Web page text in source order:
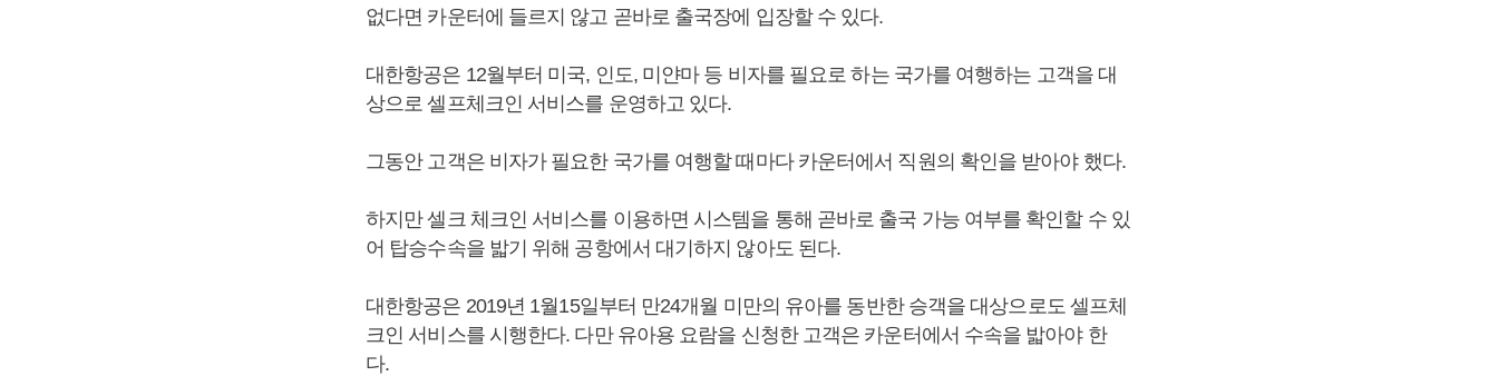
없다면 카운터에 들르지 않고 곧바로 출국장에 입장할 수 있다.
대한항공은 12월부터 미국, 인도, 미얀마 등 비자를 필요로 하는 국가를 여행하는 고객을 대
상으로 셀프체크인 서비스를 운영하고 있다.
그동안 고객은 비자가 필요한 국가를 여행할 때마다 카운터에서 직원의 확인을 받아야 했다.
하지만 셀크 체크인 서비스를 이용하면 시스템을 통해 곧바로 출국 가능 여부를 확인할 수 있
어 탑승수속을 밟기 위해 공항에서 대기하지 않아도 된다.
대한항공은 2019년 1월15일부터 만24개월 미만의 유아를 동반한 승객을 대상으로도 셀프체
크인 서비스를 시행한다. 다만 유아용 요람을 신청한 고객은 카운터에서 수속을 밟아야 한
다.